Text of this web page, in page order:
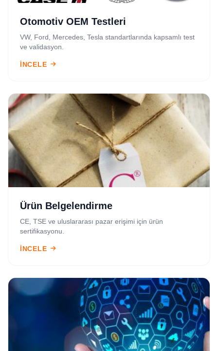
Otomotiv OEM Testleri
VW, Ford, Mercedes, Tesla standartlarında kapsamlı test
ve validasyon.
İNCELE
Ürün Belgelendirme
CE, TSE ve uluslararası pazar erişimi için ürün
sertifikasyonu.
İNCELE